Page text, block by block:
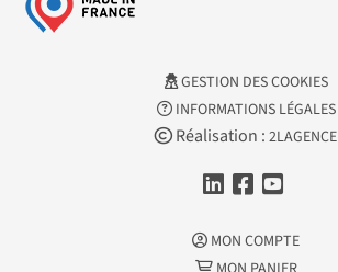
GESTION DES COOKIES
INFORMATIONS LÉGALES
Réalisation : 2LAGENCE
MON COMPTE